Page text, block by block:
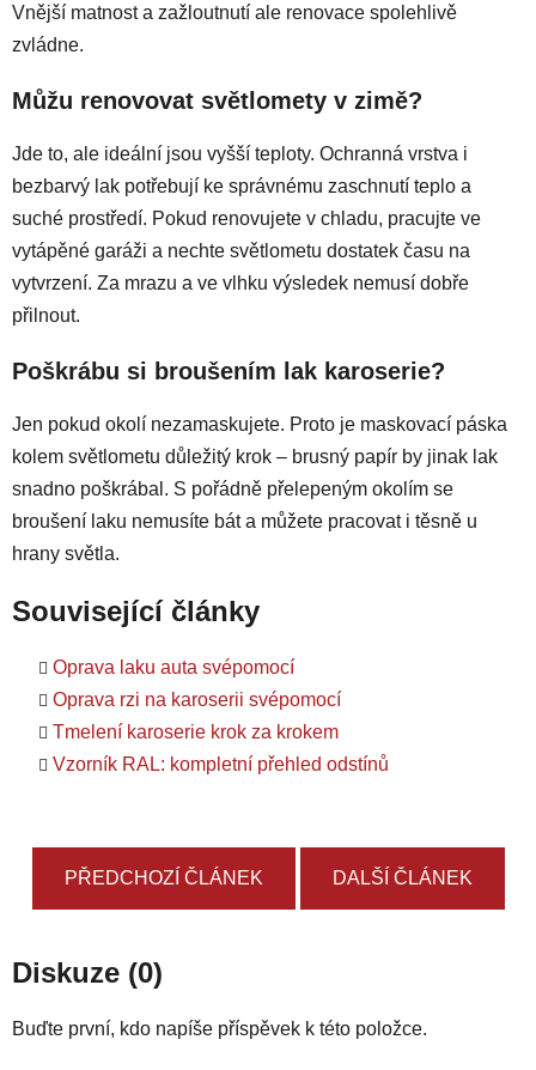
Vnější matnost a zažloutnutí ale renovace spolehlivě
zvládne.
Můžu renovovat světlomety v zimě?
Jde to, ale ideální jsou vyšší teploty. Ochranná vrstva i
bezbarvý lak potřebují ke správnému zaschnutí teplo a
suché prostředí. Pokud renovujete v chladu, pracujte ve
vytápěné garáži a nechte světlometu dostatek času na
vytvrzení. Za mrazu a ve vlhku výsledek nemusí dobře
přilnout.
Poškrábu si broušením lak karoserie?
Jen pokud okolí nezamaskujete. Proto je maskovací páska
kolem světlometu důležitý krok – brusný papír by jinak lak
snadno poškrábal. S pořádně přelepeným okolím se
broušení laku nemusíte bát a můžete pracovat i těsně u
hrany světla.
Související články
Oprava laku auta svépomocí
Oprava rzi na karoserii svépomocí
Tmelení karoserie krok za krokem
Vzorník RAL: kompletní přehled odstínů
PŘEDCHOZÍ ČLÁNEK DALŠÍ ČLÁNEK
Diskuze (0)
Buďte první, kdo napíše příspěvek k této položce.